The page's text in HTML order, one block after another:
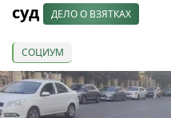
суд
ДЕЛО О ВЗЯТКАХ
СОЦИУМ